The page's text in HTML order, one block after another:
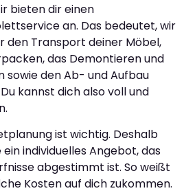
bieten dir einen
an. Das bedeutet, wir
den Transport deiner Möbel,
das Demontieren und
sowie den Ab- und Aufbau
kannst dich also voll und
ist wichtig. Deshalb
individuelles Angebot, das
abgestimmt ist. So weißt
Kosten auf dich zukommen.